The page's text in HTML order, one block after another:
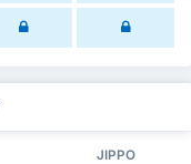
JIPPO